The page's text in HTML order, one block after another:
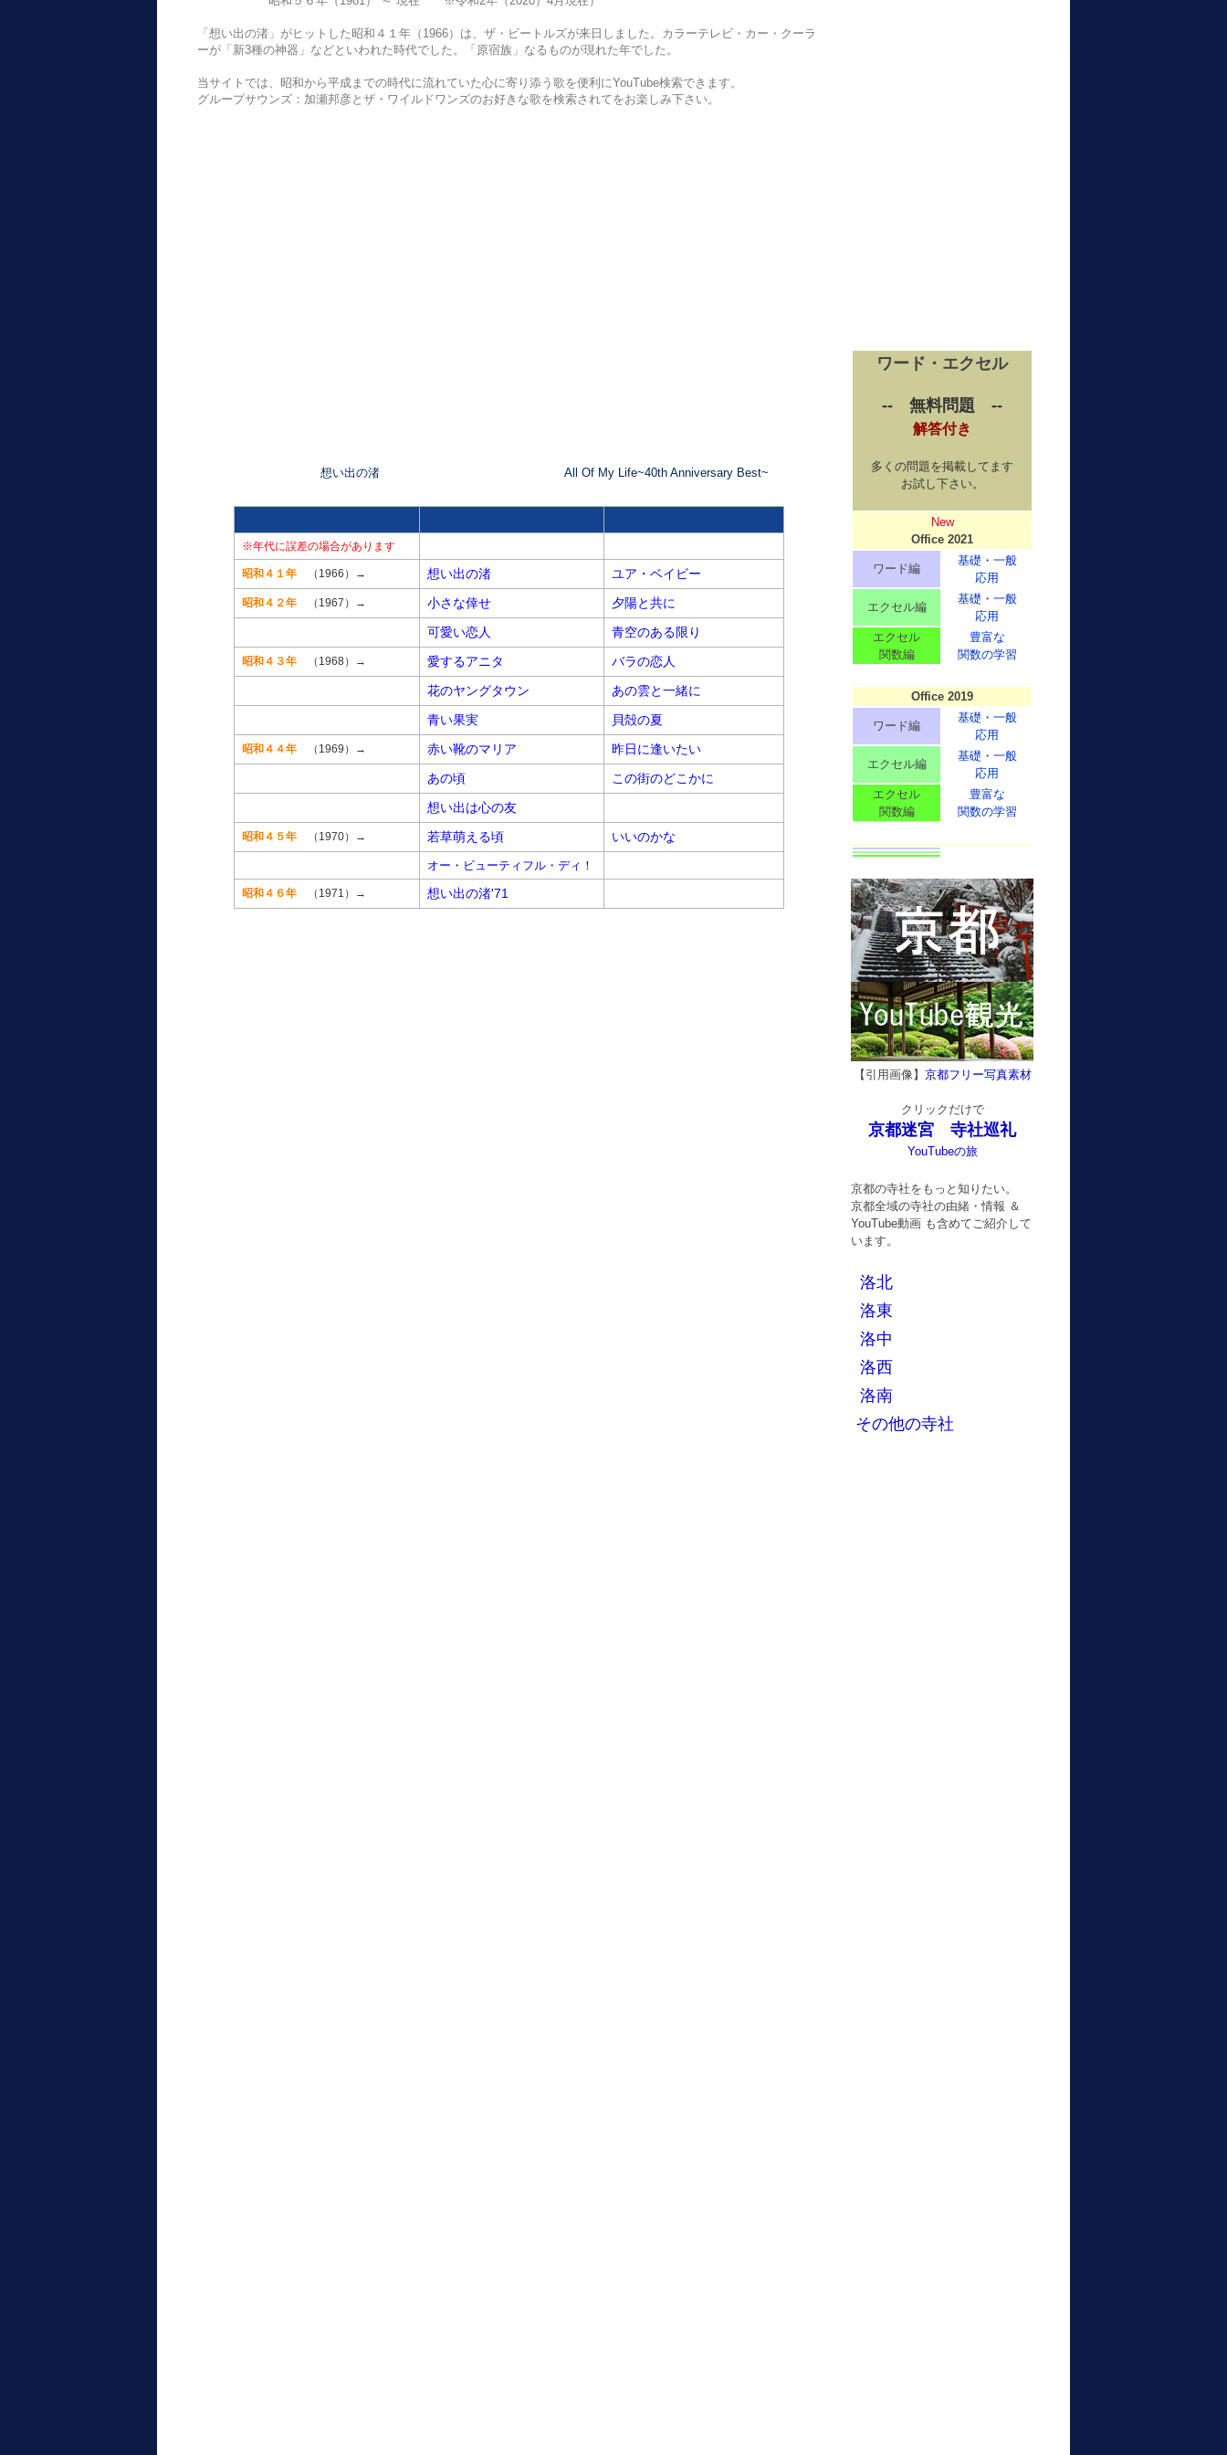
「想い出の渚」がヒットした昭和４１年（1966）は、ザ・ビートルズが来日しました。カラーテレビ・カー・クーラ
ーが「新3種の神器」などといわれた時代でした。「原宿族」なるものが現れた年でした。
当サイトでは、昭和から平成までの時代に流れていた心に寄り添う歌を便利にYouTube検索できます。
グループサウンズ：加瀬邦彦とザ・ワイルドワンズのお好きな歌を検索されてをお楽しみ下さい。
想い出の渚 All Of My Life~40th Anniversary Best~
※年代に誤差の場合があります
昭和４１年（1966）→ 想い出の渚 ユア・ベイビー
昭和４２年（1967）→ 小さな倖せ
夕陽と共に
可愛い恋人
青空のある限り
昭和４３年（1968）→ 愛するアニタ
バラの恋人
花のヤングタウン
あの雲と一緒に
青い果実
貝殻の夏
昭和４４年（1969）→ 赤い靴のマリア
昨日に逢いたい
あの頃
この街のどこかに
想い出は心の友
昭和４５年（1970）→ 若草萌える頃 いいのかな
オー・ビューティフル・ディ！
昭和４６年（1971）→ 想い出の渚'71
ワード・エクセル
-- 無料問題 --
解答付き
多くの問題を掲載してます
お試し下さい。
New
Office 2021
ワード編
基礎・一般
応用
エクセル編
基礎・一般
応用
エクセル
関数編
豊富な
関数の学習
Office 2019
ワード編
基礎・一般
応用
エクセル編
基礎・一般
応用
エクセル
関数編
豊富な
関数の学習
【引用画像】 京都フリー写真素材
クリックだけで
京都迷宮 寺社巡礼
YouTubeの旅
京都の寺社をもっと知りたい。
京都全域の寺社の由緒・情報 ＆
YouTube動画 も含めてご紹介して
います。
洛北
洛東
洛中
洛西
洛南
その他の寺社